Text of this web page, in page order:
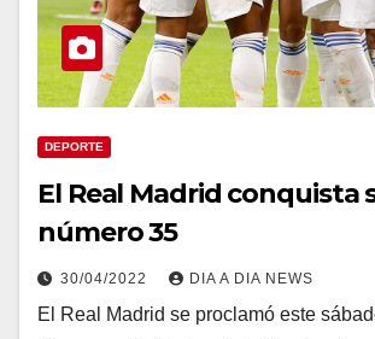
DEPORTE
El Real Madrid conquista
número 35
30/04/2022 DIA A DIA NEWS
El Real Madrid se proclamó este